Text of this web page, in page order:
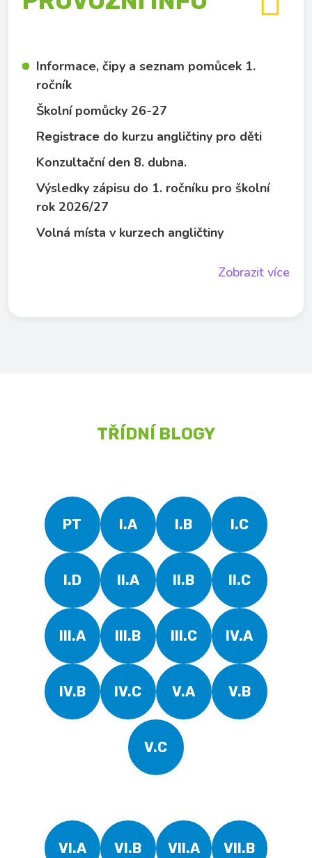
Informace, čipy a seznam pomůcek 1.
ročník
Školní pomůcky 26-27
Registrace do kurzu angličtiny pro děti
Konzultační den 8. dubna.
Výsledky zápisu do 1. ročníku pro školní
rok 2026/27
Volná místa v kurzech angličtiny
Zobrazit více
TŘÍDNÍ BLOGY
PT I.A I.B I.C
I.D II.A II.B II.C
III.A III.B III.C IV.A
IV.B IV.C V.A V.B
V.C
VI.A VI.B VII.A VII.B